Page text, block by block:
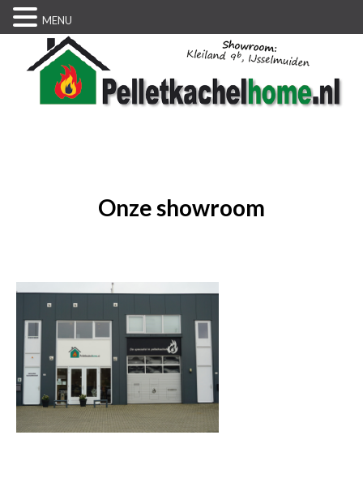
Onze showroom
MENU